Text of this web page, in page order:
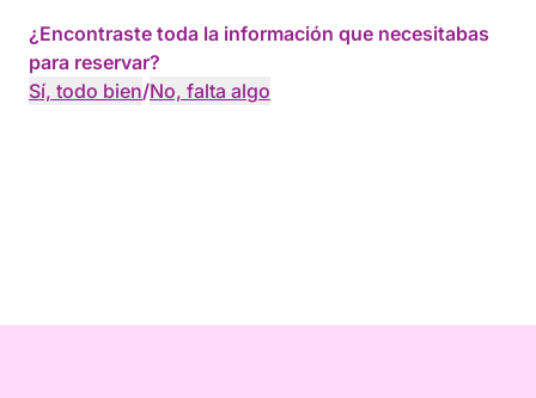
¿Encontraste toda la información que necesitabas
para reservar?
Sí, todo bien/No, falta algo